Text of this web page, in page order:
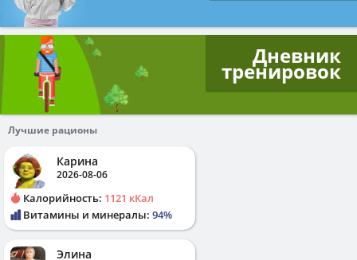
Дневник
тренировок
Лучшие рационы
Карина
2026-08-06
Калорийность: 1121 кКал
Витамины и минералы: 94%
Элина